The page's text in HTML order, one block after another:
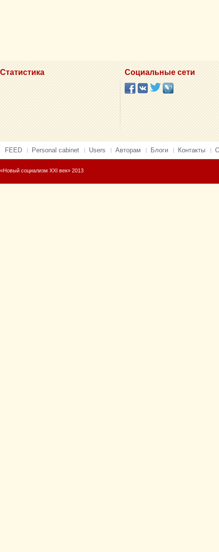
Статистика Социальные сети
FEED Personal cabinet Users Авторам Блоги Контакты
«Новый социализм XXI век» 2013